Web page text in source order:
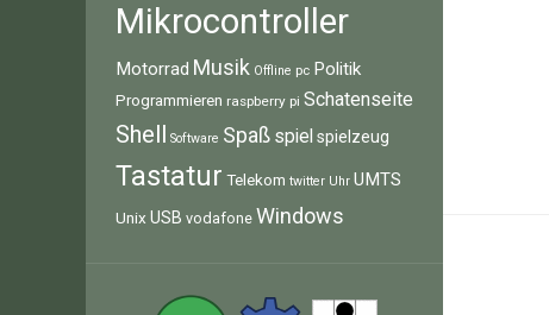
Mikrocontroller
Motorrad Musik Offline pc Politik
Programmieren raspberry pi Schatenseite
Shell Software Spaß spiel spielzeug
Tastatur Telekom twitter Uhr UMTS
Unix USB vodafone Windows